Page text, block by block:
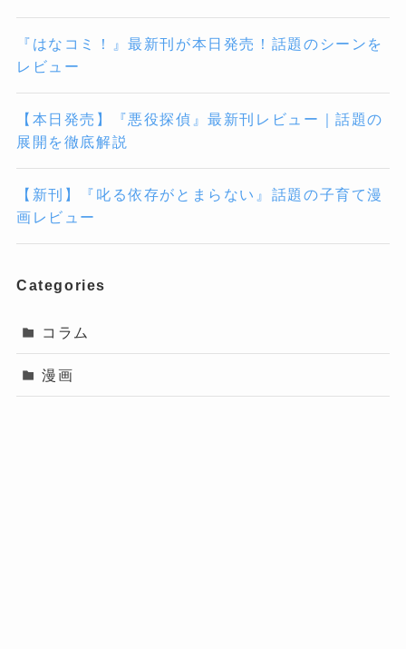
『はなコミ！』最新刊が本日発売！話題のシーンを
レビュー
【本日発売】『悪役探偵』最新刊レビュー｜話題の
展開を徹底解説
【新刊】『叱る依存がとまらない』話題の子育て漫
画レビュー
Categories
コラム
漫画